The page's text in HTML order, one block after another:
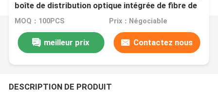
boîte de distribution optique intégrée de fibre de
diviseur
MOQ：100PCS Prix：Négociable
meilleur prix Contactez nous
DESCRIPTION DE PRODUIT